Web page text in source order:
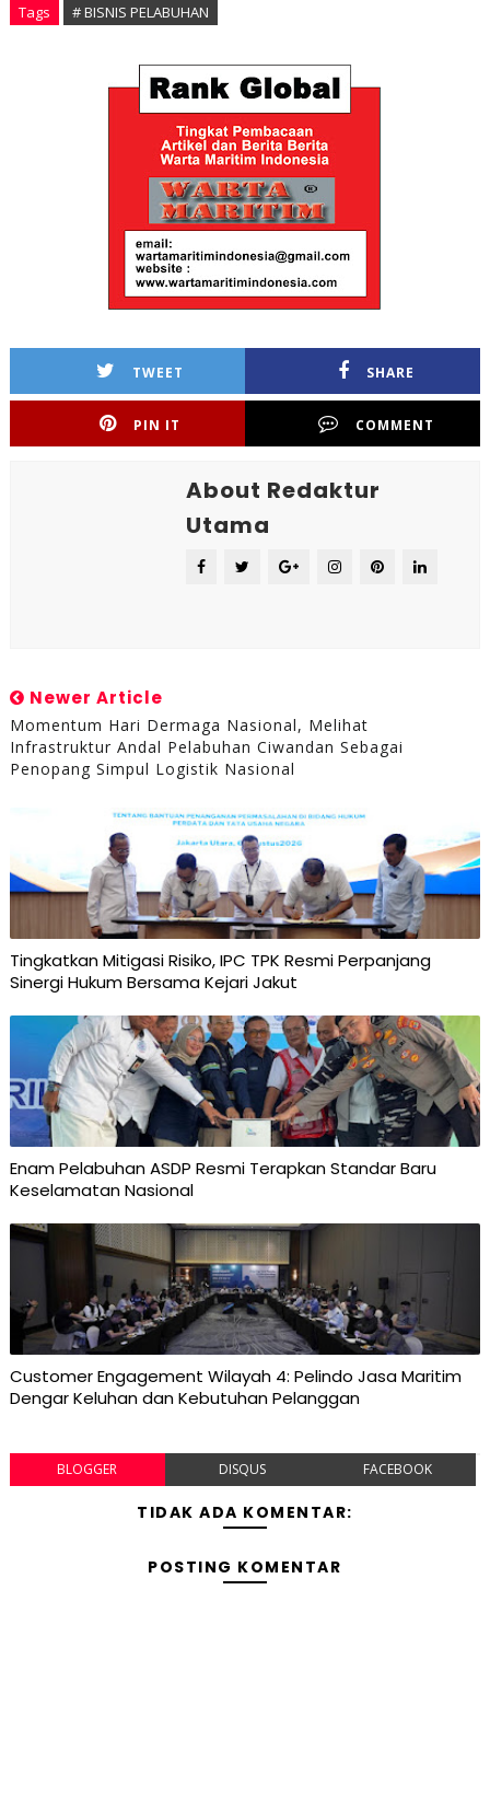
Tags # BISNIS PELABUHAN
TWEET SHARE
PIN IT COMMENT
About Redaktur
Utama
Newer Article
Momentum Hari Dermaga Nasional, Melihat
Infrastruktur Andal Pelabuhan Ciwandan Sebagai
Penopang Simpul Logistik Nasional
Tingkatkan Mitigasi Risiko, IPC TPK Resmi Perpanjang
Sinergi Hukum Bersama Kejari Jakut
Enam Pelabuhan ASDP Resmi Terapkan Standar Baru
Keselamatan Nasional
Customer Engagement Wilayah 4: Pelindo Jasa Maritim
Dengar Keluhan dan Kebutuhan Pelanggan
BLOGGER DISQUS FACEBOOK
TIDAK ADA KOMENTAR:
POSTING KOMENTAR